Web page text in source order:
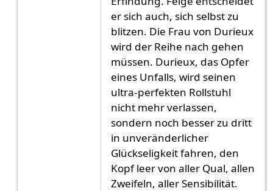
er sich auch, sich selbst zu
blitzen. Die Frau von Durieux
wird der Reihe nach gehen
müssen. Durieux, das Opfer
eines Unfalls, wird seinen
ultra-perfekten Rollstuhl
nicht mehr verlassen,
sondern noch besser zu dritt
in unveränderlicher
Glückseligkeit fahren, den
Kopf leer von aller Qual, allen
Zweifeln, aller Sensibilität.